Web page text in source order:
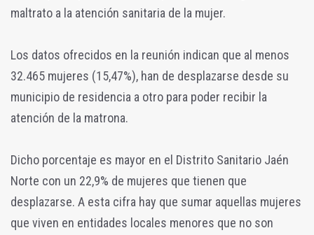
maltrato a la atención sanitaria de la mujer.
Los datos ofrecidos en la reunión indican que al menos
32.465 mujeres (15,47%), han de desplazarse desde su
municipio de residencia a otro para poder recibir la
atención de la matrona.
Dicho porcentaje es mayor en el Distrito Sanitario Jaén
Norte con un 22,9% de mujeres que tienen que
desplazarse. A esta cifra hay que sumar aquellas mujeres
que viven en entidades locales menores que no son